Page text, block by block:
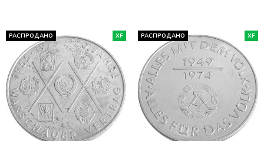
РАСПРОДАНО XF РАСПРОДАНО XF